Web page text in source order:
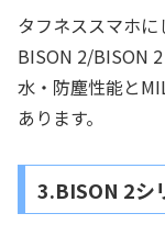
タフネススマホ
BISON 2/BISON
水・防塵性能と
あります。
3.BISON 2シ